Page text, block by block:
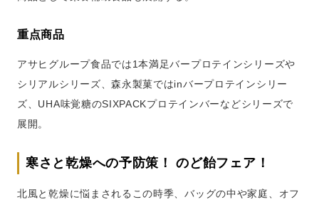
重点商品
アサヒグループ食品では1本満足バープロテインシリーズや
シリアルシリーズ、森永製菓ではinバープロテインシリー
ズ、UHA味覚糖のSIXPACKプロテインバーなどシリーズで
展開。
寒さと乾燥への予防策！ のど飴フェア！
北風と乾燥に悩まされるこの時季、バッグの中や家庭、オフ